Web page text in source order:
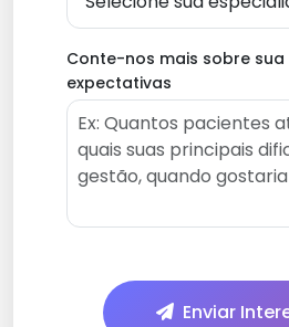
Conte-nos mais sobre
expectativas
Enviar